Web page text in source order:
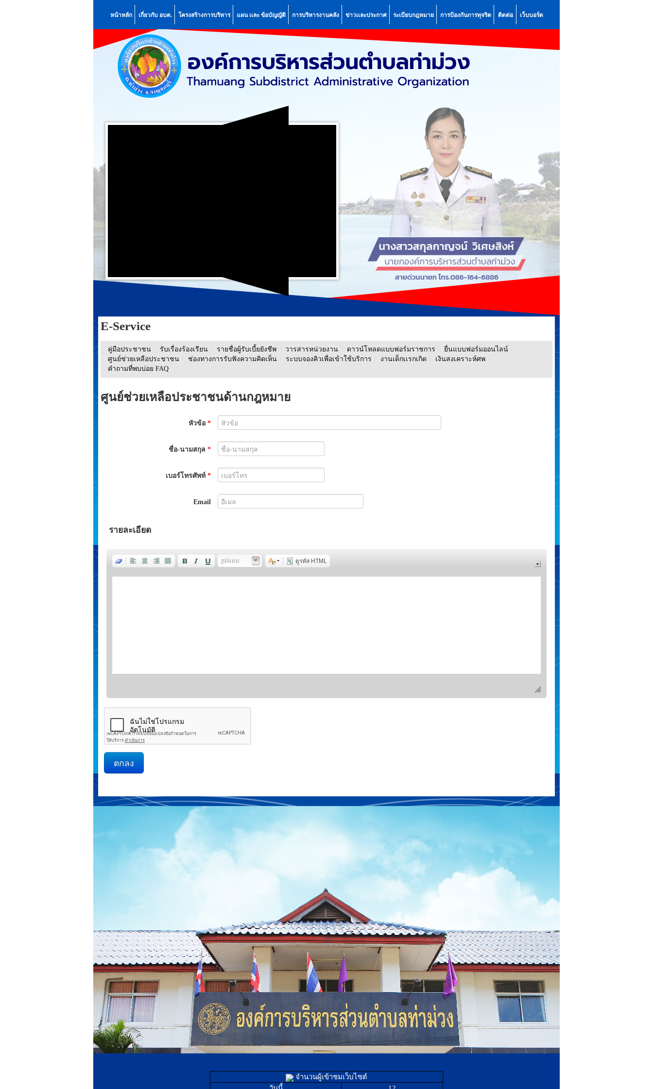
หน้าหลัก เกี่ยวกับ อบต. โครงสร้างการบริหาร แผน เเละ ข้อบัญญัติ การบริหารงานคลัง ข่าวเเละประกาศ ระเบียบกฎหมาย การป้องกันการทุจริต ติดต่อ เว็บบอร์ด
E-Service
คู่มือประชาชน / รับเรื่องร้องเรียน / รายชื่อผู้รับเบี้ยยังชีพ / วารสารหน่วยงาน / ดาวน์โหลดแบบฟอร์มราชการ / ยื่นแบบฟอร์มออนไลน์ /
ศูนย์ช่วยเหลือประชาชน / ช่องทางการรับฟังความคิดเห็น / ระบบจองคิวเพื่อเข้าใช้บริการ / งานเด็กเเรกเกิด / เงินสงเคราะห์ศพ /
คำถามที่พบบ่อย FAQ
ศูนย์ช่วยเหลือประชาชนด้านกฎหมาย
หัวข้อ *
ชื่อ-นามสกุล *
เบอร์โทรศัพท์ *
Email
รายละเอียด
รูปแบบ ดูรหัส HTML
จำนวนผู้เข้าชมเว็บไซต์